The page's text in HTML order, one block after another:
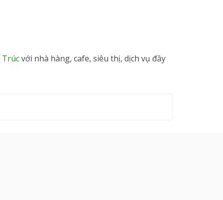
Trúcvới nhà hàng, cafe, siêu thị, dịch vụ đầy